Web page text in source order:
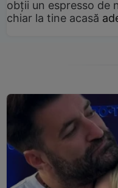
obții un espresso de
chiar la tine acasă